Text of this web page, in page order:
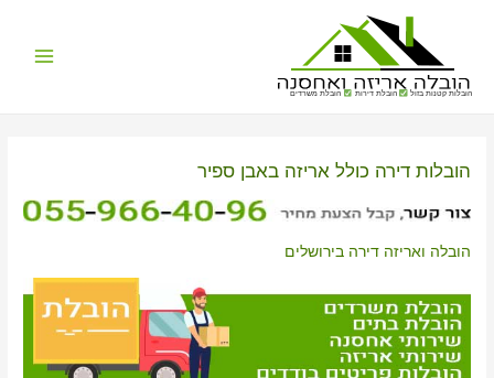
הובלות קטנות בזול הובלת דירות הובלת משרדים
הובלות דירה כולל אריזה באבן ספיר
הובלה ואריזה דירה בירושלים